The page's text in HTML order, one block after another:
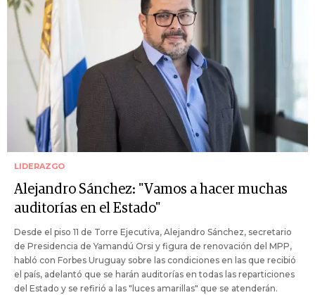
LIDERAZGO
Alejandro Sánchez: "Vamos a hacer muchas
auditorías en el Estado"
Desde el piso 11 de Torre Ejecutiva, Alejandro Sánchez, secretario
de Presidencia de Yamandú Orsi y figura de renovación del MPP,
habló con Forbes Uruguay sobre las condiciones en las que recibió
el país, adelantó que se harán auditorías en todas las reparticiones
del Estado y se refirió a las "luces amarillas" que se atenderán.